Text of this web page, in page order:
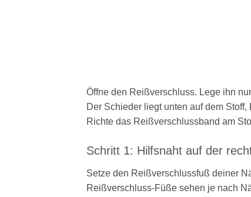
Öffne den Reißverschluss. Lege ihn
Der Schieder liegt unten auf dem
Richte das Reißverschlussband am
Schritt 1: Hilfsnaht auf der
Setze den Reißverschlussfuß deiner
Reißverschluss-Füße sehen je nach